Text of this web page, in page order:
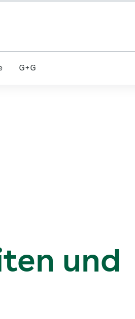
G+G
und